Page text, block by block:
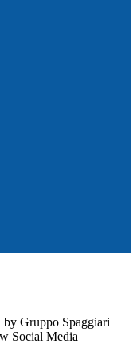
Gruppo Spaggiari
Social Media